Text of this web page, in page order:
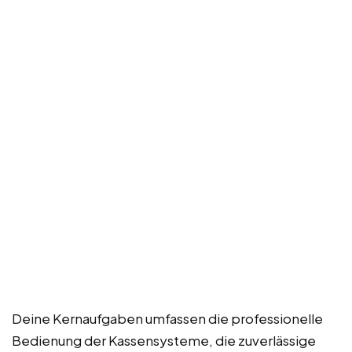
Deine Kernaufgaben umfassen die professionelle
Bedienung der Kassensysteme, die zuverlässige